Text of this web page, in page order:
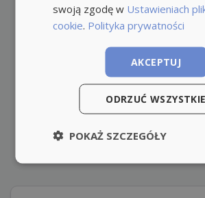
swoją zgodę w Ustawieniach
cookie. Polityka prywatności
AKCEPTUJ
ODRZUĆ WSZYSTKIE
POKAŻ SZCZEGÓŁY